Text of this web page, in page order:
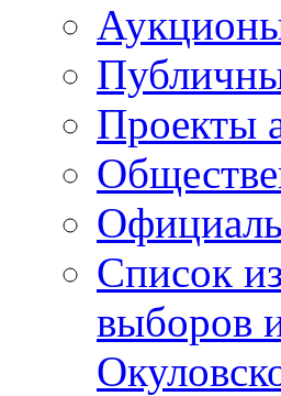
Проекты
Список
выборов